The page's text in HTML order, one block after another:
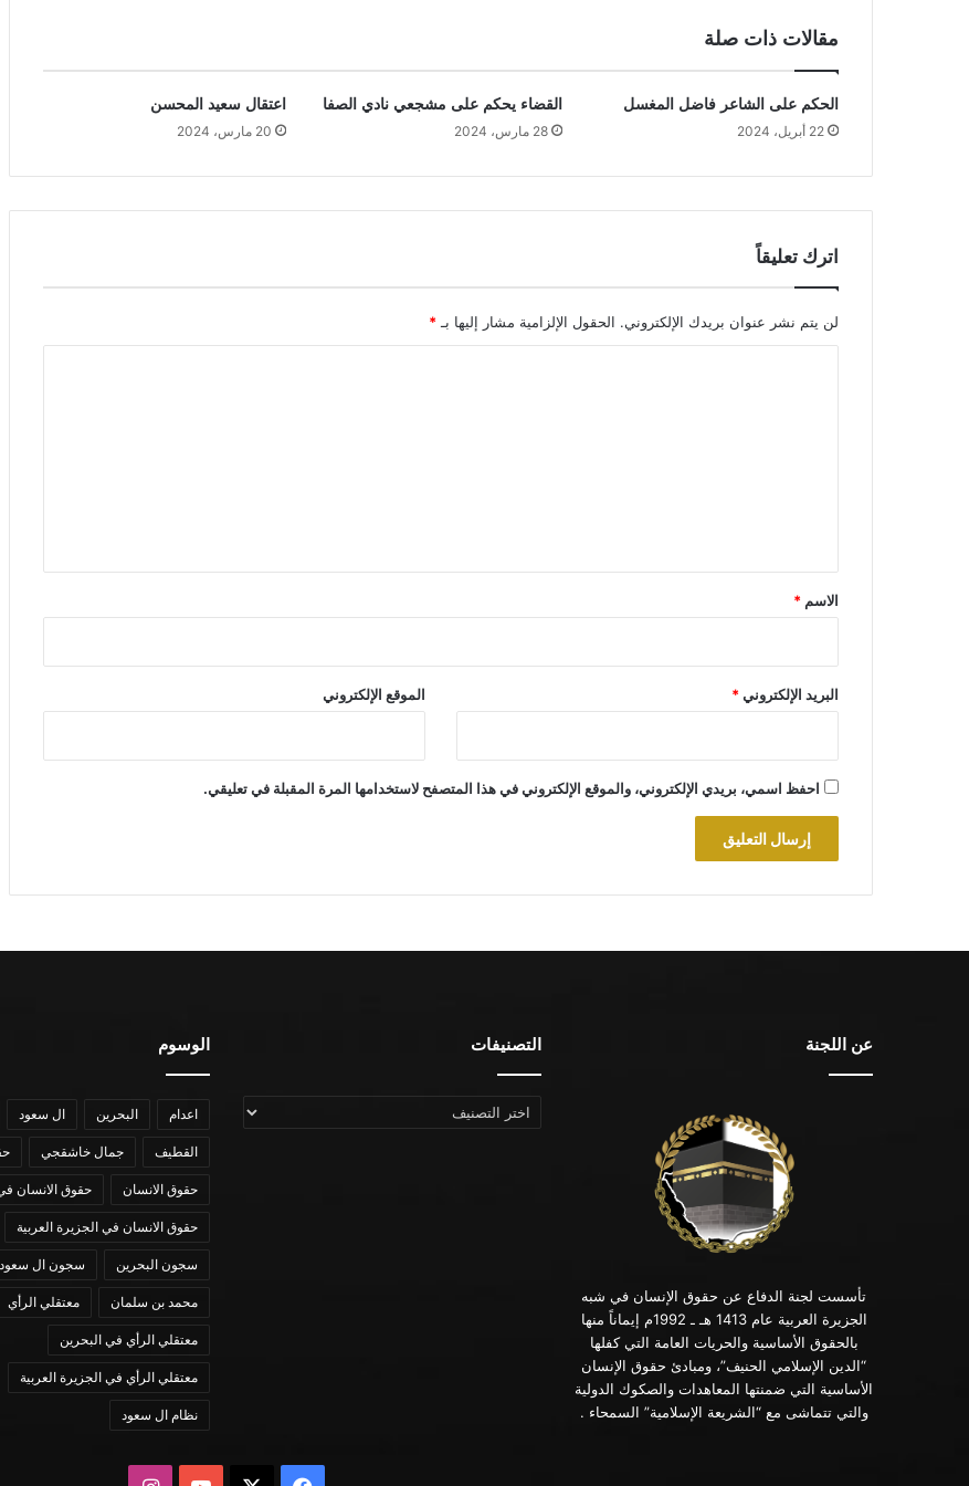
مقالات ذات صلة
الحكم على الشاعر فاضل المغسل
22 أبريل، 2024
القضاء يحكم على مشجعي نادي الصفا
28 مارس، 2024
اعتقال سعيد المحسن
20 مارس، 2024
اترك تعليقاً
لن يتم نشر عنوان بريدك الإلكتروني. الحقول الإلزامية مشار إليها بـ *
*
الاسم *
البريد الإلكتروني* الموقع الإلكتروني
احفظ اسمي، بريدي الإلكتروني، والموقع الإلكتروني في هذا المتصفح لاستخدامها المرة المقبلة في تعليقي.
عن اللجنة
تأسست لجنة الدفاع عن حقوق الإنسان في شبه
الجزيرة العربية عام 1413 هـ ـ 1992م إيماناً منها
بالحقوق الأساسية والحريات العامة التي كفلها
“الدين الإسلامي الحنيف”، ومبادئ حقوق الإنسان
الأساسية التي ضمنتها المعاهدات والصكوك الدولية
والتي تتماشى مع “الشريعة الإسلامية” السمحاء .
التصنيفات
التصنيفات
الوسوم
اعدام البحرين ال سعود
القطيف جمال خاشقجي
حقوق الانسان حقوق الانسان
حقوق الانسان في الجزيرة العربية
سجون البحرين سجون ال سعود
محمد بن سلمان معتقلي الرأي
معتقلي الرأي في البحرين
معتقلي الرأي في الجزيرة العربية
نظام ال سعود